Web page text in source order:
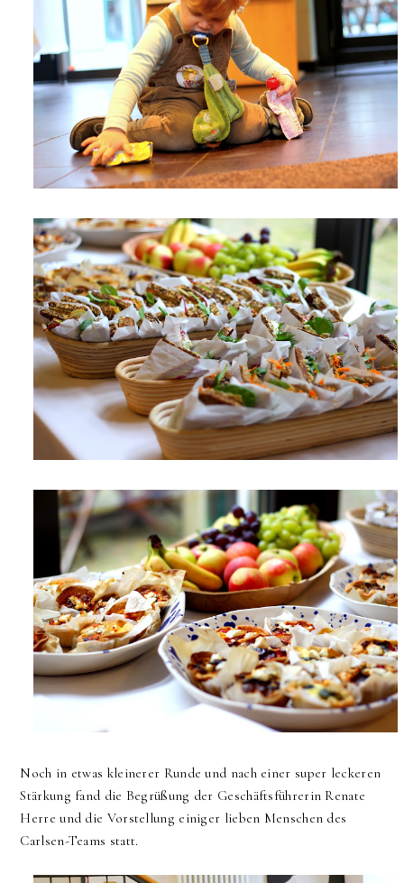
Noch in etwas kleinerer Runde und nach einer super leckeren
Stärkung fand die Begrüßung der Geschäftsführerin Renate
Herre und die Vorstellung einiger lieben Menschen des
Carlsen-Teams statt.